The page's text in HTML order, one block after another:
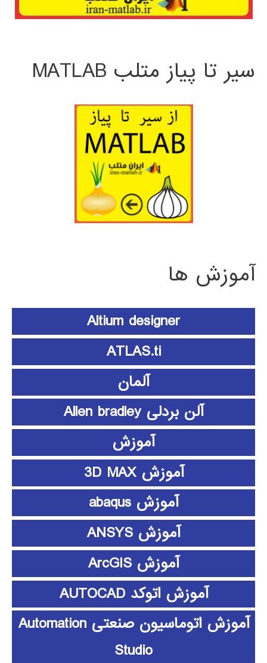
سیر تا پیاز متلب MATLAB
آموزش ها
Altium designer
ATLAS.ti
آلمان
آلن بردلی Allen bradley
آموزش
آموزش 3D MAX
آموزش abaqus
آموزش ANSYS
آموزش ArcGIS
آموزش اتوکد AUTOCAD
آموزش اتوماسیون صنعتی Automation
Studio